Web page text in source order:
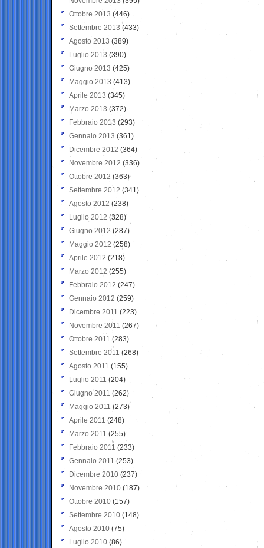
Ottobre 2013 (446)
Settembre 2013 (433)
Agosto 2013 (389)
Luglio 2013 (390)
Giugno 2013 (425)
Maggio 2013 (413)
Aprile 2013 (345)
Marzo 2013 (372)
Febbraio 2013 (293)
Gennaio 2013 (361)
Dicembre 2012 (364)
Novembre 2012 (336)
Ottobre 2012 (363)
Settembre 2012 (341)
Agosto 2012 (238)
Luglio 2012 (328)
Giugno 2012 (287)
Maggio 2012 (258)
Aprile 2012 (218)
Marzo 2012 (255)
Febbraio 2012 (247)
Gennaio 2012 (259)
Dicembre 2011 (223)
Novembre 2011 (267)
Ottobre 2011 (283)
Settembre 2011 (268)
Agosto 2011 (155)
Luglio 2011 (204)
Giugno 2011 (262)
Maggio 2011 (273)
Aprile 2011 (248)
Marzo 2011 (255)
Febbraio 2011 (233)
Gennaio 2011 (253)
Dicembre 2010 (237)
Novembre 2010 (187)
Ottobre 2010 (157)
Settembre 2010 (148)
Agosto 2010 (75)
Luglio 2010 (86)